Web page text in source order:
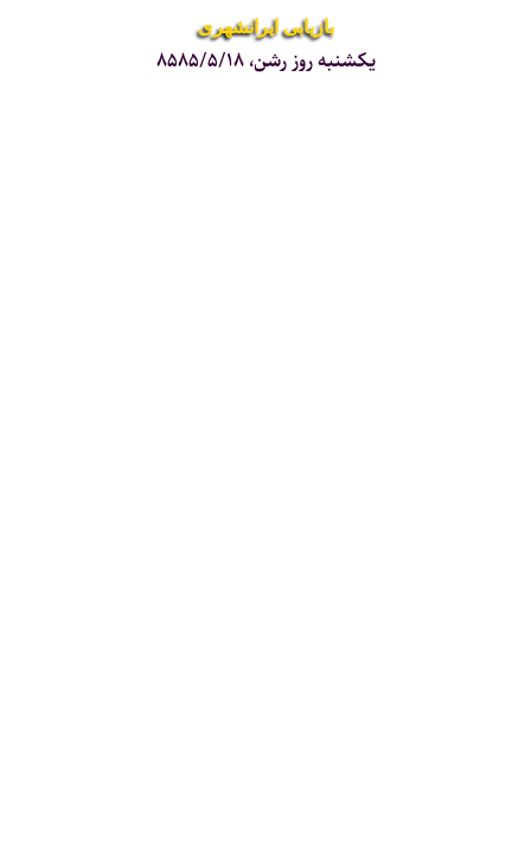
بازیابی ایرانشهری
یکشنبه روز رشن، ۸۵۸۵/۵/۱۸